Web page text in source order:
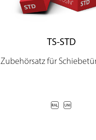
TS-STD
Zubehörsatz für